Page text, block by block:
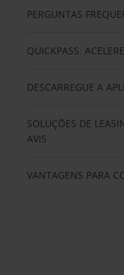
PERGUNTAS
QUICKPASS:
DESCARREGUE A
SOLUÇÕES DE
AVIS
VANTAGENS PARA